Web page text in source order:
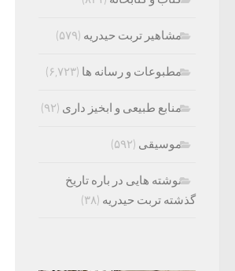
مشاهیر تربت حیدریه (۵۷۹)
مطبوعات و رسانه ها (۶,۷۲۳)
منابع طبیعی و ابخیز داری (۹۲)
موسیقی (۵۹۲)
نوشته هایی در باره تاریخ
گذشته تربت حیدریه (۳۸)